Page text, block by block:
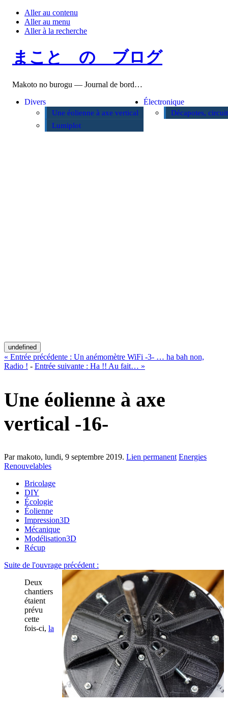
Aller au contenu
Aller au menu
Aller à la recherche
まこと の ブログ
Makoto no burogu — Journal de bord…
Divers
Une éolienne à axe vertical
Lumiplot
Électronique
Décapotes,
undefined
« Entrée précédente : Un anémomètre WiFi -3- … ha bah non,
Radio ! - Entrée suivante : Ha !! Au fait… »
Une éolienne à axe
vertical -16-
Par makoto, lundi, 9 septembre 2019. Lien permanent Energies
Renouvelables
Bricolage
DIY
Écologie
Éolienne
Impression3D
Mécanique
Modélisation3D
Récup
Suite de l'ouvrage précédent :
Deux
chantiers
étaient
prévu
cette
fois-ci, la